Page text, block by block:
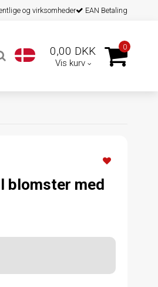
og virksomheder EAN Betaling
0,00 DKK
Vis kurv
0
blomster med